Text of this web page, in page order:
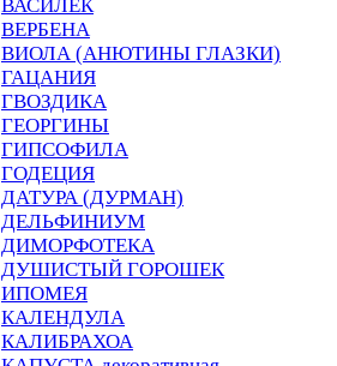
ВАСИЛЁК
ВЕРБЕНА
ВИОЛА (АНЮТИНЫ ГЛАЗКИ)
ГАЦАНИЯ
ГВОЗДИКА
ГЕОРГИНЫ
ГИПСОФИЛА
ГОДЕЦИЯ
ДАТУРА (ДУРМАН)
ДЕЛЬФИНИУМ
ДИМОРФОТЕКА
ДУШИСТЫЙ ГОРОШЕК
ИПОМЕЯ
КАЛЕНДУЛА
КАЛИБРАХОА